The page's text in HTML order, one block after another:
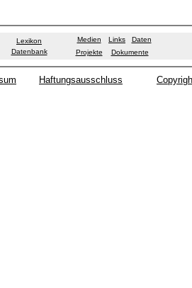
Lexikon
Datenbank
Medien Links
Daten
Projekte
Dokumente
Haftungsausschluss